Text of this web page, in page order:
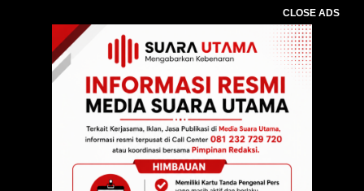
CLOSE ADS